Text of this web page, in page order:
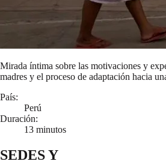
Mirada íntima sobre las motivaciones y
madres y el proceso de adaptación hacia
País:
Perú
Duración:
13 minutos
SEDES Y